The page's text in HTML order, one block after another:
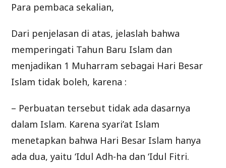
Para pembaca sekalian,
Dari penjelasan di atas, jelaslah bahwa
memperingati Tahun Baru Islam dan
menjadikan 1 Muharram sebagai Hari Besar
Islam tidak boleh, karena :
– Perbuatan tersebut tidak ada dasarnya
dalam Islam. Karena syari’at Islam
menetapkan bahwa Hari Besar Islam hanya
ada dua, yaitu ‘Idul Adh-ha dan ‘Idul Fitri.